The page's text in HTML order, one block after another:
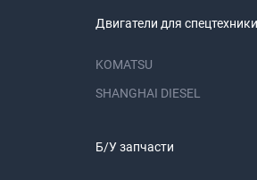
Двигатели для
KOMATSU
SHANGHAI DIESEL
Б/У запчасти